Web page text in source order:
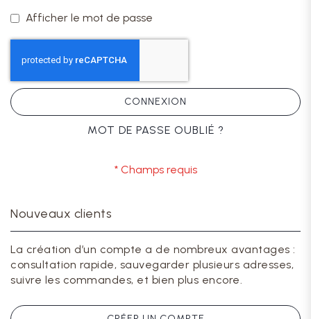
Afficher le mot de passe
CONNEXION
MOT DE PASSE OUBLIÉ ?
Nouveaux clients
La création d’un compte a de nombreux avantages :
consultation rapide, sauvegarder plusieurs adresses,
suivre les commandes, et bien plus encore.